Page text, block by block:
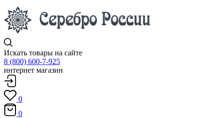
Искать товары на сайте
8 (800) 600-7-925
интернет магазин
0
0